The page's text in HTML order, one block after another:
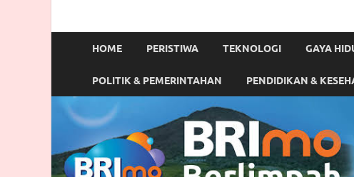
RANBITV.COM
HOME PERISTIWA TEKNOLOGI GAYA
POLITIK & PEMERINTAHAN PENDIDIKAN &